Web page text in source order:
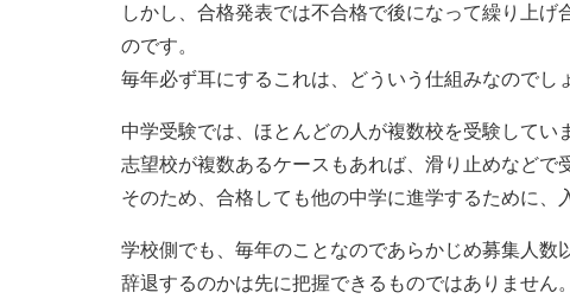
しかし、合格発表では不合格で後になって繰り上
のです。
毎年必ず耳にするこれは、どういう仕組みなのでし
中学受験では、ほとんどの人が複数校を受験してい
志望校が複数あるケースもあれば、滑り止めなどで
そのため、合格しても他の中学に進学するために、
学校側でも、毎年のことなのであらかじめ募集人
辞退するのかは先に把握できるものではありません。